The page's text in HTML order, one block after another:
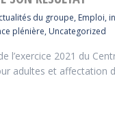
du groupe, Emploi,
plénière, Uncategorized
l’exercice 2021 du
adultes et affectation